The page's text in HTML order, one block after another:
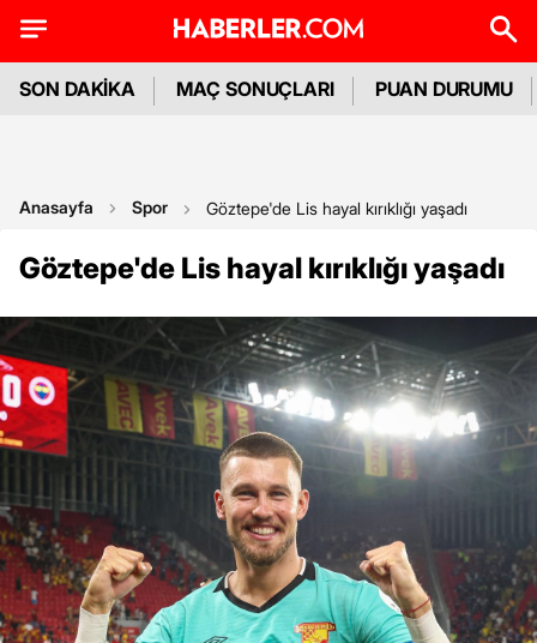
SON DAKİKA MAÇ SONUÇLARI PUAN DURUMU
Anasayfa Spor Göztepe'de Lis hayal kırıklığı yaşadı
Göztepe'de Lis hayal kırıklığı yaşadı